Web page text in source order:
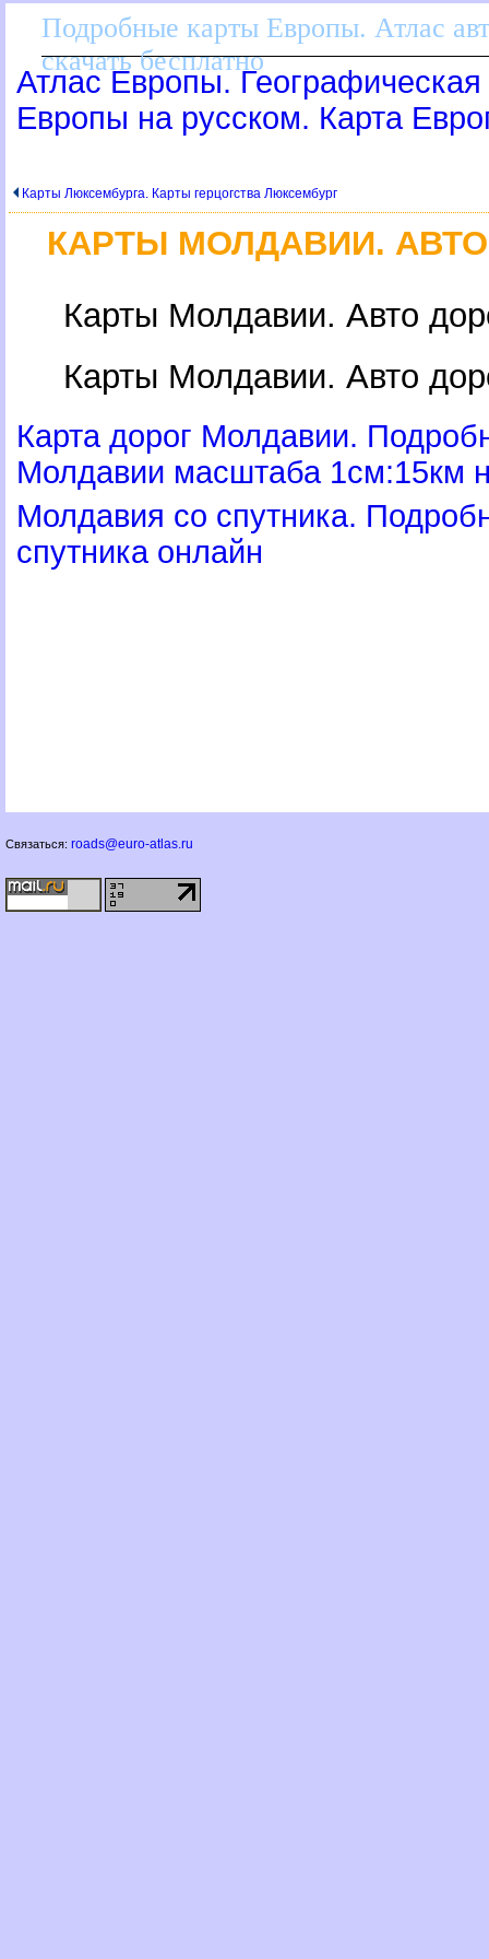
Подробные карты Европы. Атлас
скачать бесплатно
Атлас Европы. Географическая
Европы на русском. Карта
Карты Люксембурга. Карты герцогства Люксембур
КАРТЫ МОЛДАВИИ.
Карты Молдавии. Авто
Карты Молдавии. Авто
Карта дорог Молдавии.
Молдавии масштаба 1см:15км
Молдавия со спутника.
спутника онлайн
Связаться: roads@euro-atlas.ru